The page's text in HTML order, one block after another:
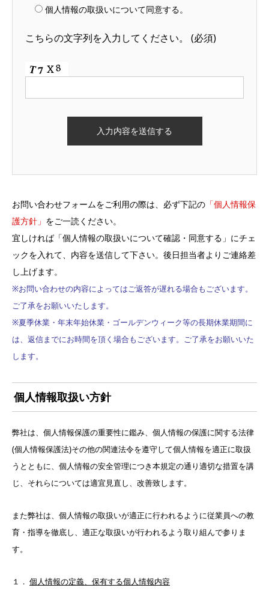
個人情報の取扱いについて同意する。
こちらの文字列を入力してください。 (必須)
お問い合わせフォームをご利用の際は、必ず下記の 「個人情報保
護方針」 をご一読ください。
宜しければ「個人情報の取扱いについて確認・同意する」にチェ
ックを入れて、内容を送信して下さい。後日担当者よりご連絡差
し上げます。
※お問い合わせの内容によってはご返答が遅れる場合もございます。
ご了承をお願いいたします。
※夏季休業・年末年始休業・ゴールデンウィーク等の長期休業期間に
は、返信までにお時間を頂く場合もございます。ご了承をお願いいた
します。
個人情報取扱い方針
弊社は、個人情報保護の重要性に鑑み、個人情報の保護に関する法律
(個人情報保護法)その他の関連法令を遵守して個人情報を適正に取扱
うとともに、個人情報の安全管理につき本規定の通り適切な措置を講
じ、それらについては適宜見直し、改善致します。
また弊社は、個人情報の取扱いが適正に行われるように従業員への教
育・指導を徹底し、適正な取扱いが行われるよう取り組んで参りま
す。
１． 個人情報の定義、保有する個人情報内容